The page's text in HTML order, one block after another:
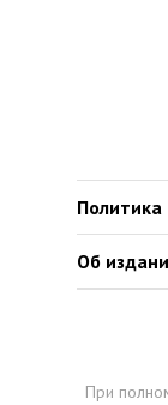
Политика
Об
При